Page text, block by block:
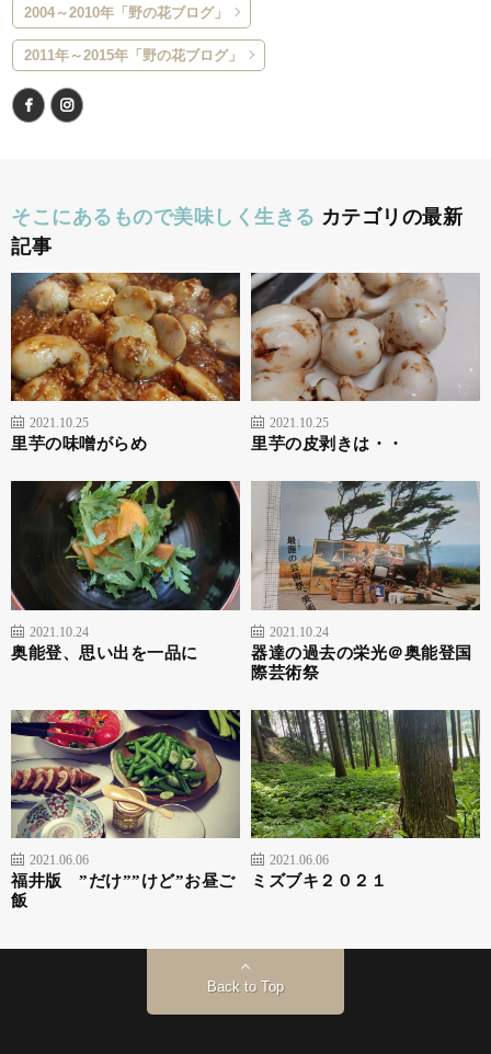
2004～2010年「野の花ブログ」
2011年～2015年「野の花ブログ」
そこにあるもので美味しく生きる カテゴリの最新
記事
2021.10.25
里芋の味噌がらめ
2021.10.25
里芋の皮剥きは・・
2021.10.24
奥能登、思い出を一品に
2021.10.24
器達の過去の栄光＠奥能登国
際芸術祭
2021.06.06
福井版 ”だけ””けど”お昼ご
飯
2021.06.06
ミズブキ２０２１
Back to Top